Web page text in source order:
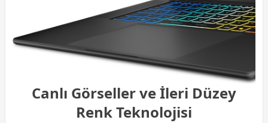
Canlı Görseller ve İleri Düzey
Renk Teknolojisi